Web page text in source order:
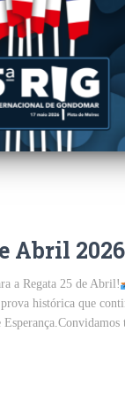
Abril
a Regata 25 de Abril!
histórica que